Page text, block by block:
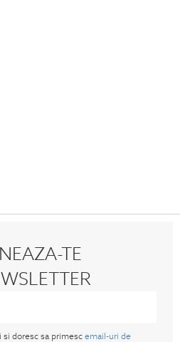
TE
si doresc sa primesc email-uri de